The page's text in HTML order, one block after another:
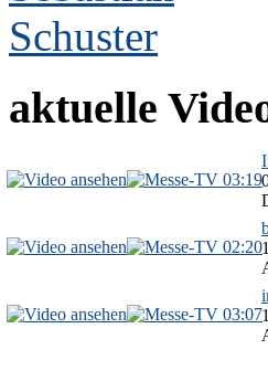
aktuelle
03:19
02:20
03:07